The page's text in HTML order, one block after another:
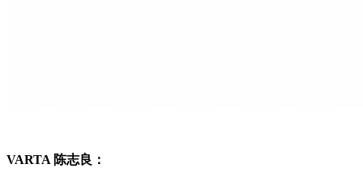
VARTA 陈志良：